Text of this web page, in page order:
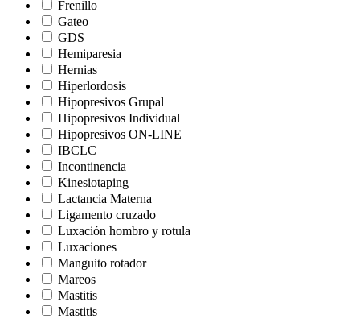
Frenillo
Gateo
GDS
Hemiparesia
Hernias
Hiperlordosis
Hipopresivos Grupal
Hipopresivos Individual
Hipopresivos ON-LINE
IBCLC
Incontinencia
Kinesiotaping
Lactancia Materna
Ligamento cruzado
Luxación hombro y rotula
Luxaciones
Manguito rotador
Mareos
Mastitis
Mastitis